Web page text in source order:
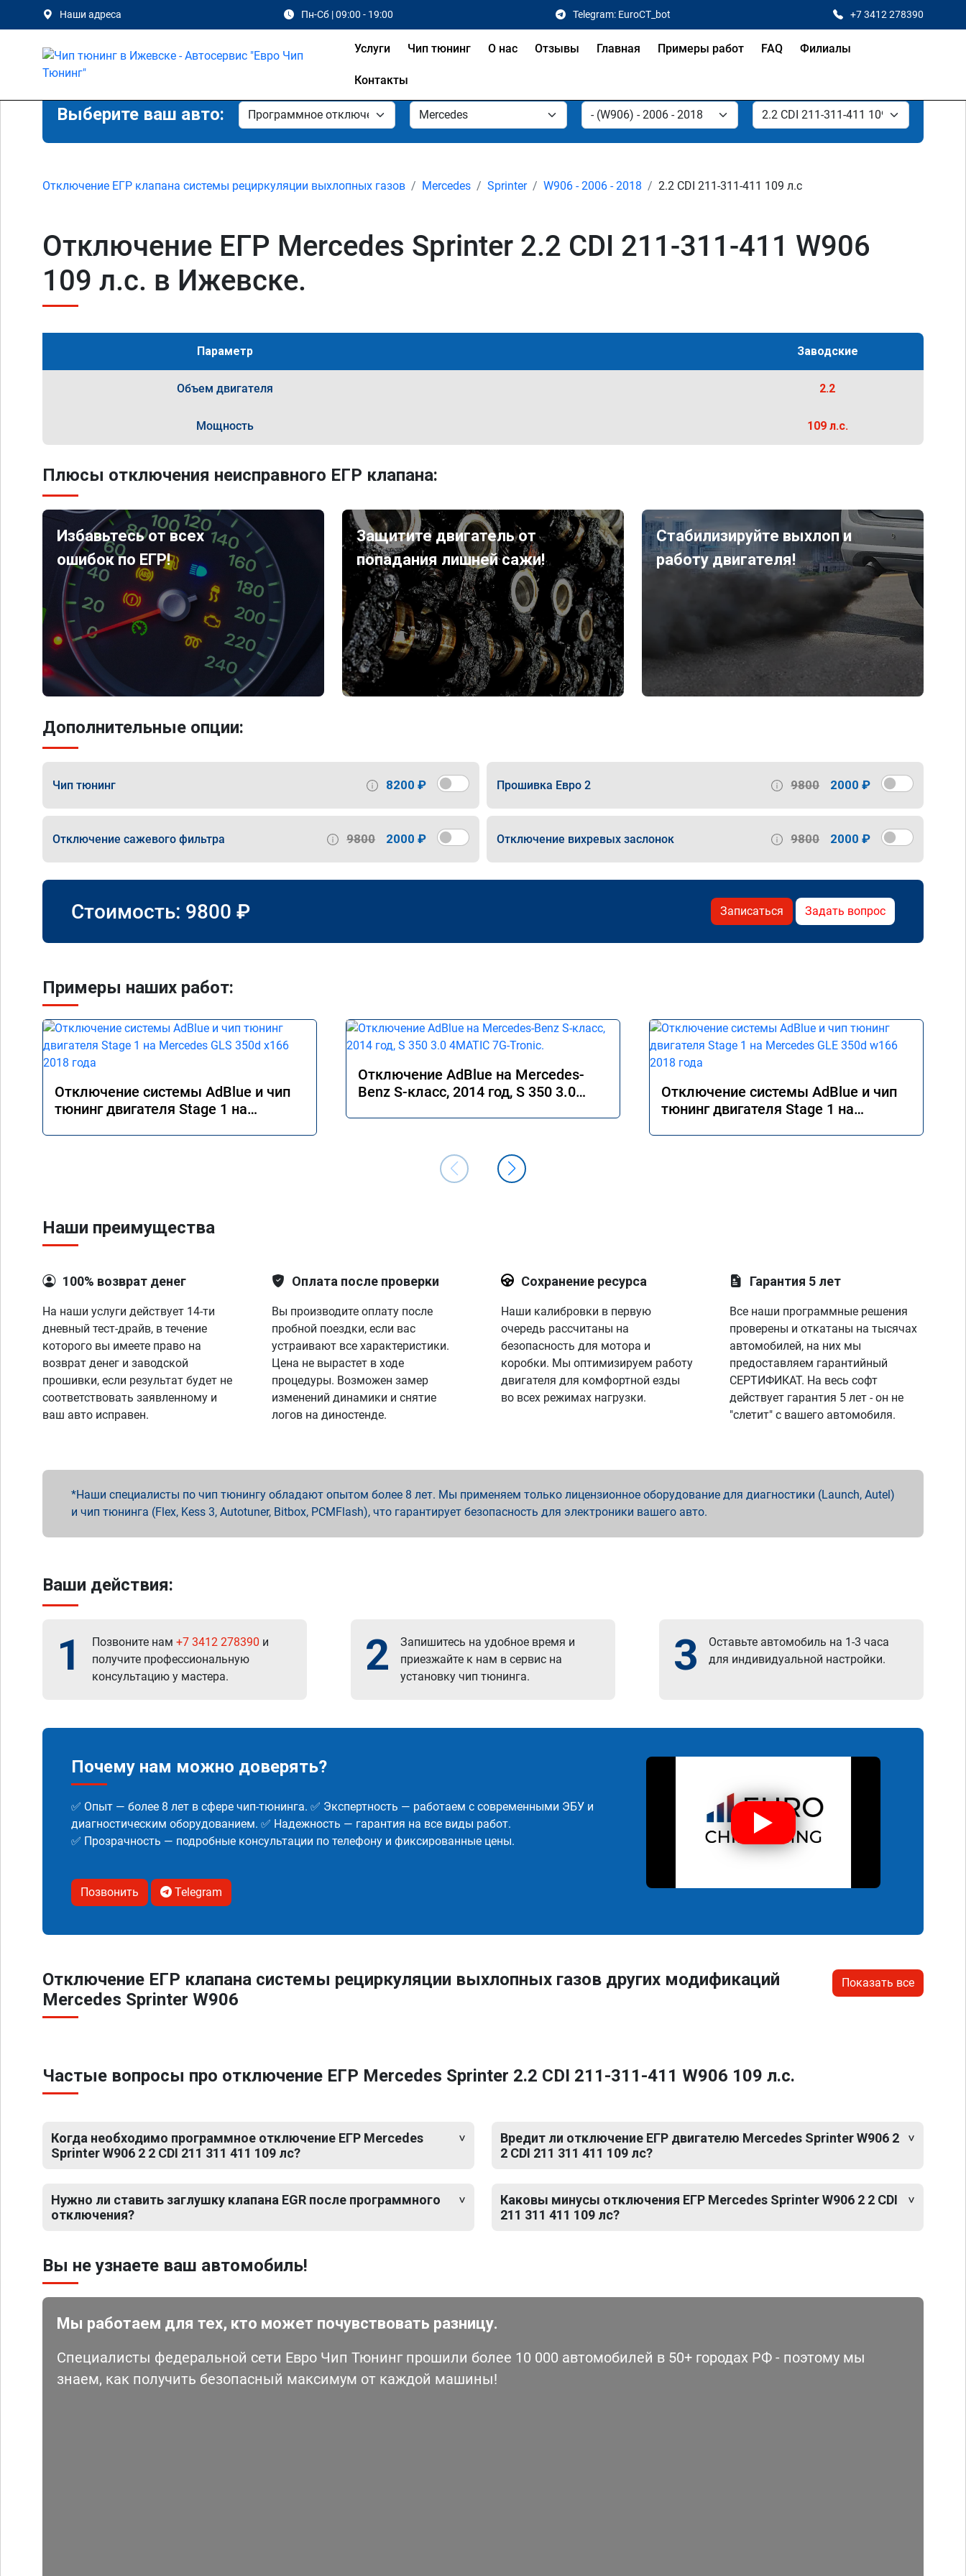
Наши адреса Пн-Сб | 09:00 - 19:00 Telegram: EuroCT_bot +7 3412 278390
Услуги Чип тюнинг О нас Отзывы Главная Примеры работ FAQ Филиалы
Контакты
Выберите ваш авто:
Отключение ЕГР клапана системы рециркуляции выхлопных газов Mercedes Sprinter W906 - 2006 - 2018 2.2 CDI 211-311-411 109 л.с
Отключение ЕГР Mercedes Sprinter 2.2 CDI 211-311-411 W906
109 л.с. в Ижевске.
Параметр Заводские
Объем двигателя 2.2
Мощность 109 л.с.
Плюсы отключения неисправного ЕГР клапана:
Избавьтесь от всех
ошибок по ЕГР!
Защитите двигатель от
попадания лишней сажи!
Стабилизируйте выхлоп и
работу двигателя!
Дополнительные опции:
Чип тюнинг 8200 ₽ Прошивка Евро 2 9800 2000 ₽
Отключение сажевого фильтра 9800 2000 ₽ Отключение вихревых заслонок 9800 2000 ₽
Стоимость: 9800 ₽ Записаться Задать вопрос
Примеры наших работ:
Отключение системы AdBlue и чип
тюнинг двигателя Stage 1 на
Отключение AdBlue на Mercedes-
Benz S-класс, 2014 год, S 350 3.0
Отключение системы AdBlue и чип
тюнинг двигателя Stage 1 на
Наши преимущества
100% возврат денег
На наши услуги действует 14-ти
дневный тест-драйв, в течение
которого вы имеете право на
возврат денег и заводской
прошивки, если результат будет не
соответствовать заявленному и
ваш авто исправен.
Оплата после проверки
Вы производите оплату после
пробной поездки, если вас
устраивают все характеристики.
Цена не вырастет в ходе
процедуры. Возможен замер
изменений динамики и снятие
логов на диностенде.
Сохранение ресурса
Наши калибровки в первую
очередь рассчитаны на
безопасность для мотора и
коробки. Мы оптимизируем работу
двигателя для комфортной езды
во всех режимах нагрузки.
Гарантия 5 лет
Все наши программные решения
проверены и откатаны на тысячах
автомобилей, на них мы
предоставляем гарантийный
СЕРТИФИКАТ. На весь софт
действует гарантия 5 лет - он не
"слетит" с вашего автомобиля.
Наши специалисты по чип тюнингу обладают опытом более 8 лет. Мы применяем только лицензионное оборудование для диагностики (Launch, Autel)
и чип тюнинга (Flex, Kess 3, Autotuner, Bitbox, PCMFlash), что гарантирует безопасность для электроники вашего авто.
Ваши действия:
1 Позвоните нам +7 3412 278390 и
получите профессиональную
консультацию у мастера.
2
Запишитесь на удобное время и
приезжайте к нам в сервис на
установку чип тюнинга.
3
Оставьте автомобиль на 1-3 часа
для индивидуальной настройки.
Почему нам можно доверять?
✅ Опыт — более 8 лет в сфере чип-тюнинга. ✅ Экспертность — работаем с современными ЭБУ и
диагностическим оборудованием. ✅ Надежность — гарантия на все виды работ.
✅ Прозрачность — подробные консультации по телефону и фиксированные цены.
Позвонить Telegram
Отключение ЕГР клапана системы рециркуляции выхлопных газов других модификаций
Mercedes Sprinter W906
Показать все
Частые вопросы про отключение ЕГР Mercedes Sprinter 2.2 CDI 211-311-411 W906 109 л.с.
Когда необходимо программное отключение ЕГР Mercedes
Sprinter W906 2 2 CDI 211 311 411 109 лс?
Нужно ли ставить заглушку клапана EGR после программного
отключения?
Вредит ли отключение ЕГР двигателю Mercedes Sprinter W906 2
2 CDI 211 311 411 109 лс?
Каковы минусы отключения ЕГР Mercedes Sprinter W906 2 2 CDI
211 311 411 109 лс?
Вы не узнаете ваш автомобиль!
Мы работаем для тех, кто может почувствовать разницу.
Специалисты федеральной сети Евро Чип Тюнинг прошили более 10 000 автомобилей в 50+ городах РФ - поэтому мы
знаем, как получить безопасный максимум от каждой машины!